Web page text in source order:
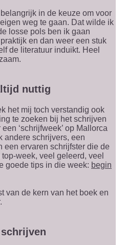
in de keuze om voor
weg te gaan. Dat wilde ik
losse pols ben ik gaan
en dan weer een stuk
de literatuur induikt. Heel
nuttig
het mij toch verstandig ook
te zoeken bij het schrijven
‘schrijfweek’ op Mallorca
andere schrijvers, een
een ervaren schrijfster die de
week, veel geleerd, veel
goede tips in die week: begin
van de kern van het boek en